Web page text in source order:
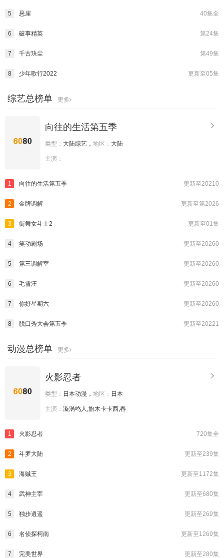
40集全
5 悬崖
第24集
6 破事精英
第49集
7 千古玦尘
更新至05集
8 少年歌行2022
综艺总榜单 更多
向往的生活第五季
类型： 大陆综艺， 地区： 大陆
主演：
更新至20210
1 向往的生活第五季
更新至第2026
2 金牌调解
更新至01集
3 街舞女斗士2
更新至20260
4 笑动剧场
更新至20260
5 第三调解室
更新至20260
6 毛雪汪
更新至20260
7 你好星期六
更新至20221
8 脱口秀大会第五季
动漫总榜单 更多
火影忍者
类型： 日本动漫， 地区： 日本
主演： 漩涡鸣人,旗木卡卡西,春
720集全
1 火影忍者
更新至239集
2 斗罗大陆
更新至1172集
3 海贼王
更新至680集
4 武神主宰
更新至269集
5 独步逍遥
更新至1269集
6 名侦探柯南
更新至280集
7 完美世界